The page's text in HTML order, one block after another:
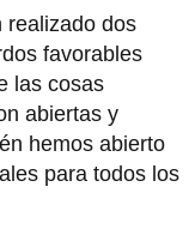
realizado dos
favorables
las cosas
abiertas y
hemos abierto
para todos los